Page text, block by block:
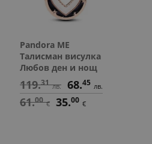
Pandora ME
Талисман висулка
Любов ден и нощ
119.31 лв. 68.45 лв.
61.00 € 35.00 €